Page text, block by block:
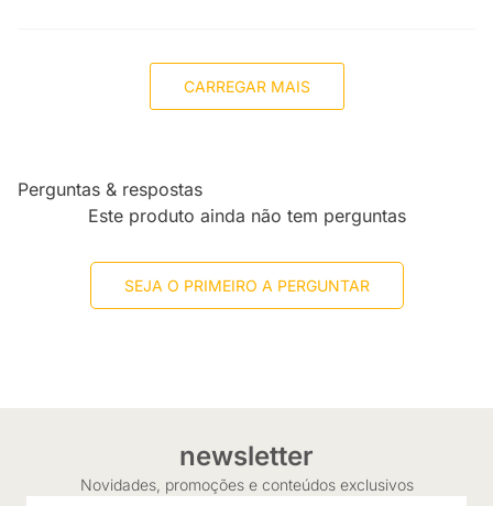
CARREGAR MAIS
Perguntas & respostas
Este produto ainda não tem perguntas
SEJA O PRIMEIRO A PERGUNTAR
newsletter
Novidades, promoções e conteúdos exclusivos